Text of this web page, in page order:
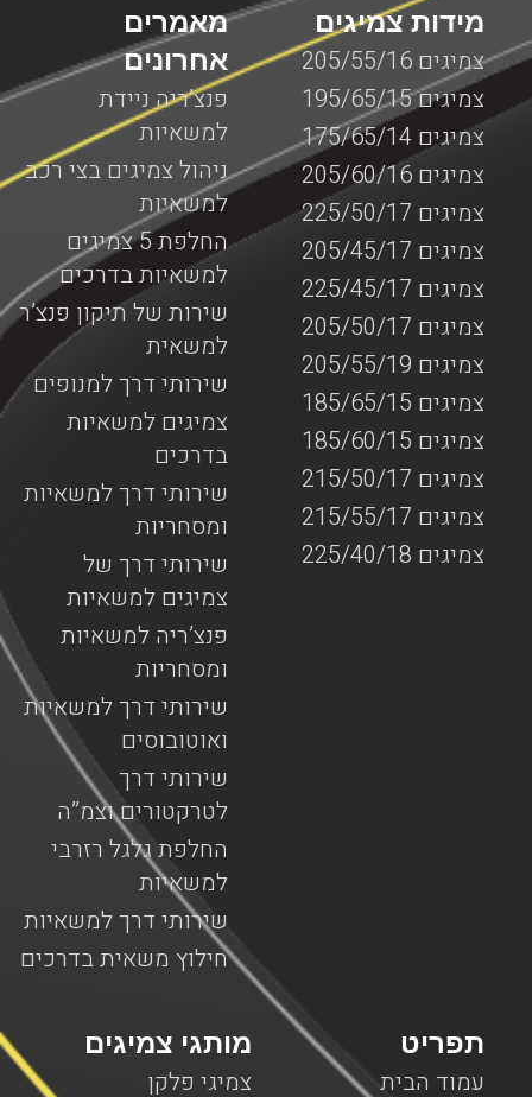
מאמרים
אחרונים
פנצ’ריה ניידת
למשאיות
ניהול צמיגים בצי רכב
למשאיות
החלפת 5 צמיגים
למשאיות בדרכים
שירות של תיקון פנצ’ר
למשאית
שירותי דרך למנופים
צמיגים למשאיות
בדרכים
שירותי דרך למשאיות
ומסחריות
שירותי דרך של
צמיגים למשאיות
פנצ’ריה למשאיות
ומסחריות
שירותי דרך למשאיות
ואוטובוסים
שירותי דרך
לטרקטורים וצמ”ה
החלפת גלגל רזרבי
למשאיות
שירותי דרך למשאיות
חילוץ משאית בדרכים
מידות צמיגים
צמיגים 205/55/16
צמיגים 195/65/15
צמיגים 175/65/14
צמיגים 205/60/16
צמיגים 225/50/17
צמיגים 205/45/17
צמיגים 225/45/17
צמיגים 205/50/17
צמיגים 205/55/19
צמיגים 185/65/15
צמיגים 185/60/15
צמיגים 215/50/17
צמיגים 215/55/17
צמיגים 225/40/18
מותגי צמיגים
צמיגי פלקן
תפריט
עמוד הבית